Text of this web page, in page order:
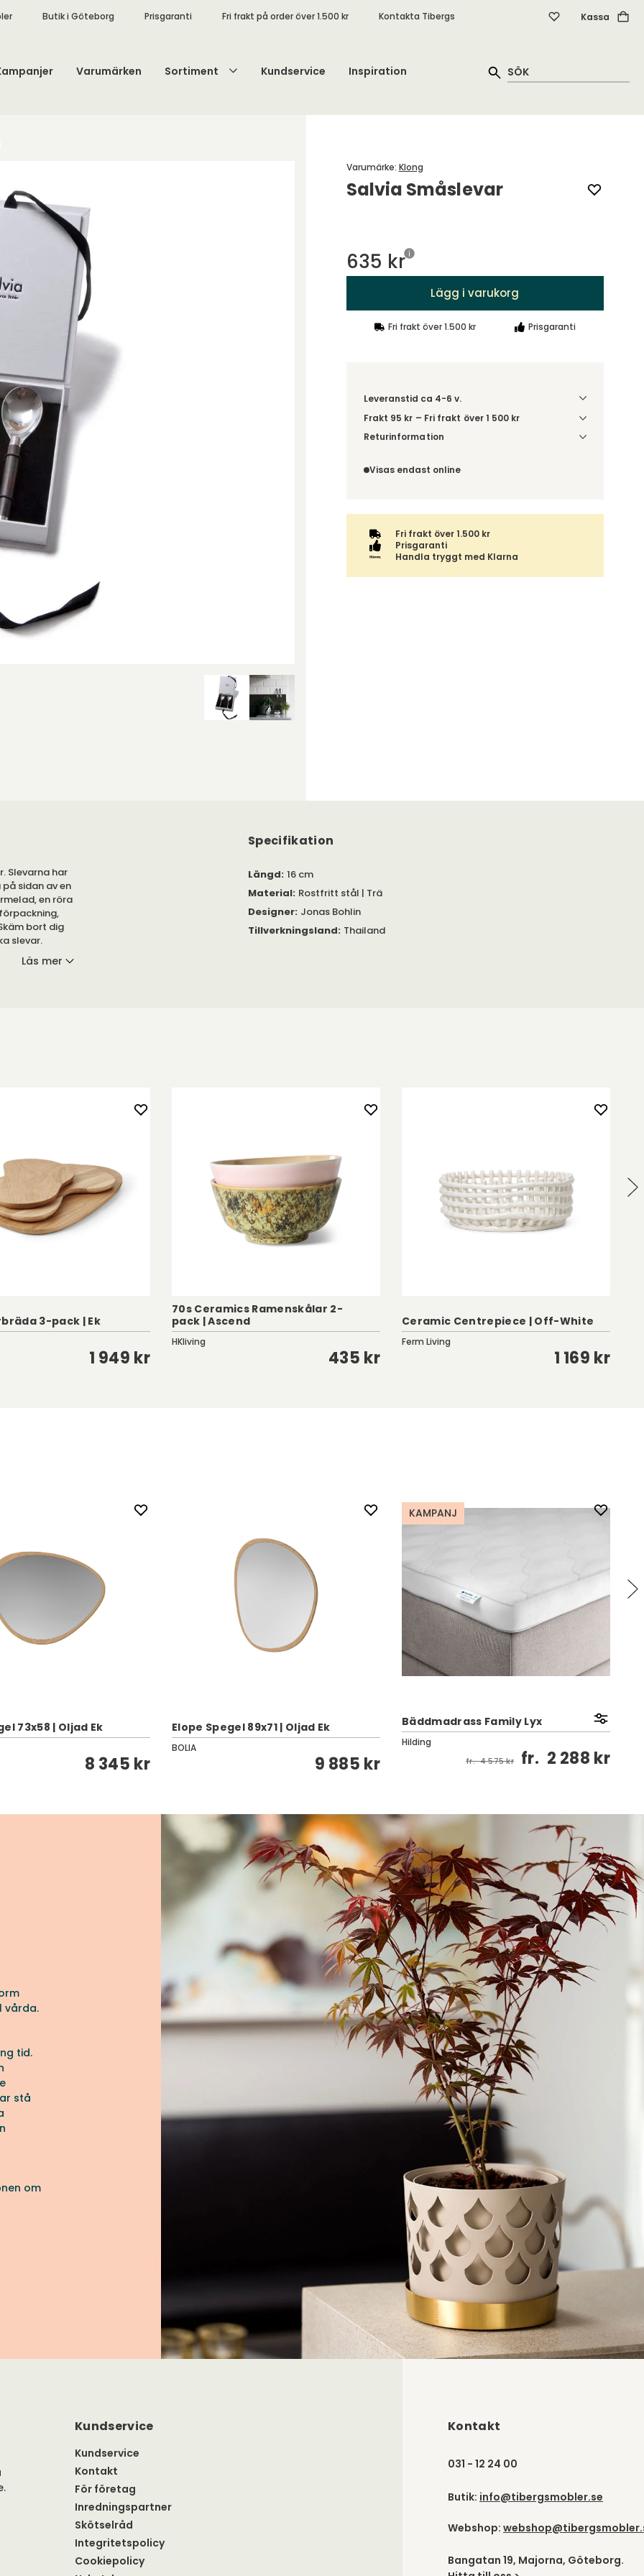
Butik i Göteborg Prisgaranti Fri frakt på order över 1.500 kr Kontakta Tibergs Kassa
Varumärken Sortiment Kundservice Inspiration
Salvia Småslevar
Varumärke: Klong
635 kr
Lägg i varukorg
Fri frakt över 1.500 kr Prisgaranti
Leveranstid ca 4-6 v.
Frakt 95 kr – Fri frakt över 1 500 kr
Denna vara skickas till ett ombud. Du väljer själv i
finns att hämta. Beställs varan ihop med andra
Returinformation
omfattas därför inte av ångerrätten.
Visas endast online
Fri frakt över 1.500 kr
Prisgaranti
Handla tryggt med Klarna
Slevarna har
sidan av en
en röra
bort dig
slevar.
Klong.
Läs mer
Specifikation
Längd: 16 cm
Material: Rostfritt stål | Trä
Designer: Jonas Bohlin
Tillverkningsland: Thailand
3-pack | Ek
1 949 kr
70s Ceramics Ramenskålar 2-
pack | Ascend
HKliving
435 kr
Ceramic Centrepiece | Off-White
Ferm Living
1 169 kr
73x58 | Oljad Ek
8 345 kr
Elope Spegel 89x71 | Oljad Ek
BOLIA
9 885 kr
KAMPANJ
Bäddmadrass Family Lyx
Hilding
fr. 4 575 kr fr. 2 288 kr
vårda.
tid.
stå
om
Kundservice
Kundservice
Kontakt
För företag
Inredningspartner
Skötselråd
Integritetspolicy
Cookiepolicy
Kontakt
031 - 12 24 00
Butik: info@tibergsmobler.se
Webshop:
Bangatan 19, Majorna, Göteborg.